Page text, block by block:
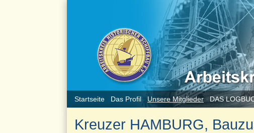
Startseite Das Profil Unsere Mitglieder DAS
Kreuzer HAMBURG,